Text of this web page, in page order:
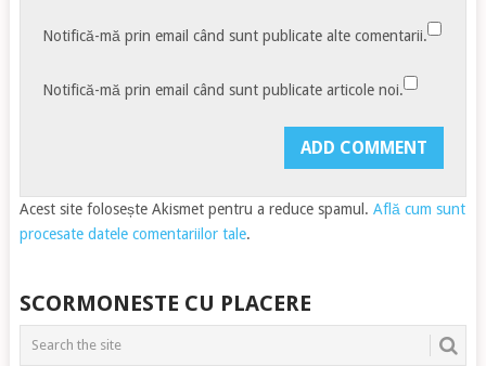
Notifică-mă prin email când sunt publicate alte comentarii.
Notifică-mă prin email când sunt publicate articole noi.
Acest site folosește Akismet pentru a reduce spamul. Află cum sunt
procesate datele comentariilor tale.
SCORMONESTE CU PLACERE